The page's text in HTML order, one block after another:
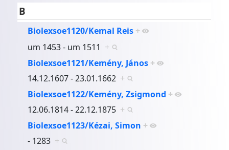
B
Biolexsoe1120/Kemal Reis +
um 1453 - um 1511 +
Biolexsoe1121/Kemény, János +
14.12.1607 - 23.01.1662 +
Biolexsoe1122/Kemény, Zsigmond +
12.06.1814 - 22.12.1875 +
Biolexsoe1123/Kézai, Simon +
- 1283 +